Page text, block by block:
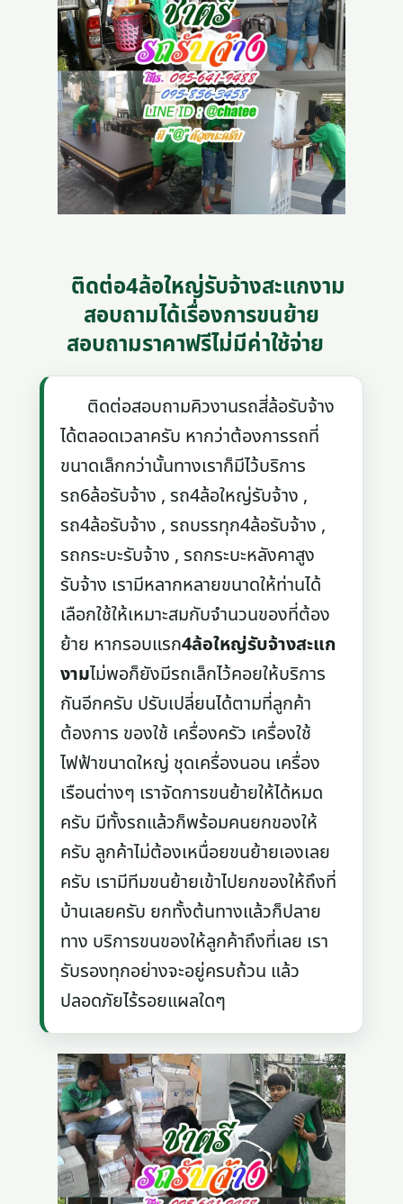
ติดต่อ4ล้อใหญ่รับจ้างสะแกงาม
สอบถามได้เรื่องการขนย้าย
สอบถามราคาฟรีไม่มีค่าใช้จ่าย
ติดต่อสอบถามคิวงานรถสี่ล้อรับจ้าง
ได้ตลอดเวลาครับ หากว่าต้องการรถที่
ขนาดเล็กกว่านั้นทางเราก็มีไว้บริการ
รถ6ล้อรับจ้าง , รถ4ล้อใหญ่รับจ้าง ,
รถ4ล้อรับจ้าง , รถบรรทุก4ล้อรับจ้าง ,
รถกระบะรับจ้าง , รถกระบะหลังคาสูง
รับจ้าง เรามีหลากหลายขนาดให้ท่านได้
เลือกใช้ให้เหมาะสมกับจำนวนของที่ต้อง
ย้าย หากรอบแรก4ล้อใหญ่รับจ้างสะแก
งามไม่พอก็ยังมีรถเล็กไว้คอยให้บริการ
กันอีกครับ ปรับเปลี่ยนได้ตามที่ลูกค้า
ต้องการ ของใช้ เครื่องครัว เครื่องใช้
ไฟฟ้าขนาดใหญ่ ชุดเครื่องนอน เครื่อง
เรือนต่างๆ เราจัดการขนย้ายให้ได้หมด
ครับ มีทั้งรถแล้วก็พร้อมคนยกของให้
ครับ ลูกค้าไม่ต้องเหนื่อยขนย้ายเองเลย
ครับ เรามีทีมขนย้ายเข้าไปยกของให้ถึงที่
บ้านเลยครับ ยกทั้งต้นทางแล้วก็ปลาย
ทาง บริการขนของให้ลูกค้าถึงที่เลย เรา
รับรองทุกอย่างจะอยู่ครบถ้วน แล้ว
ปลอดภัยไร้รอยแผลใดๆ